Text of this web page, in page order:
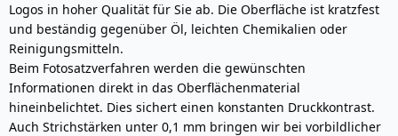
Logos in hoher Qualität für Sie ab. Die Oberfläche ist kratzfest
und beständig gegenüber Öl, leichten Chemikalien oder
Reinigungsmitteln.
Beim Fotosatzverfahren werden die gewünschten
Informationen direkt in das Oberflächenmaterial
hineinbelichtet. Dies sichert einen konstanten Druckkontrast.
Auch Strichstärken unter 0,1 mm bringen wir bei vorbildlicher